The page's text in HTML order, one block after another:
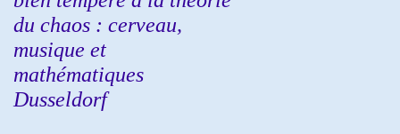
du chaos : cerveau,
musique et
mathématiques
Dusseldorf